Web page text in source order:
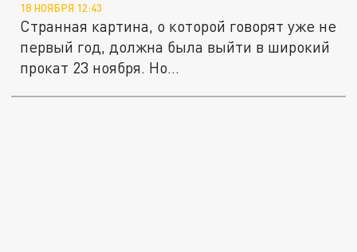
18 НОЯБРЯ 12:43
Странная картина, о которой говорят уже не
первый год, должна была выйти в широкий
прокат 23 ноября. Но...